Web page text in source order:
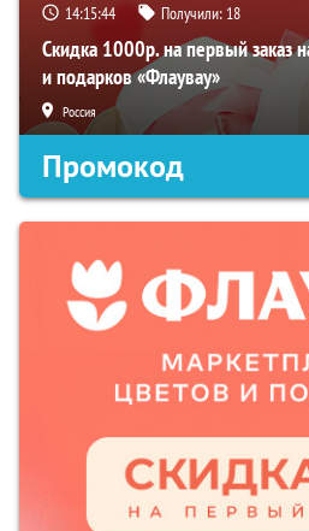
14:15:44 Получили: 18
Скидка 1000р. на первый заказ
и подарков «Флаувау»
Россия
Промокод